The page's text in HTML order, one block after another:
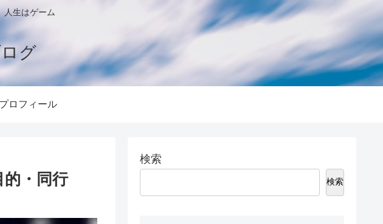
生はゲーム
グ
プロフィール
的・同行
検索
検索